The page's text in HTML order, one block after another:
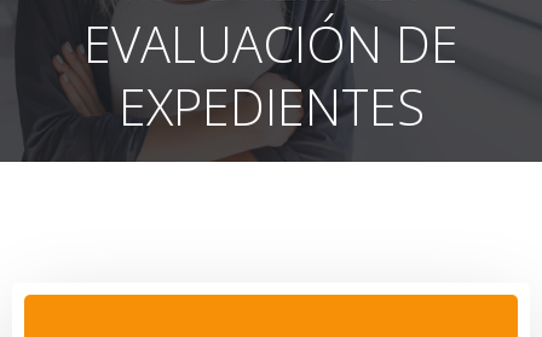
EVALUACIÓN DE
EXPEDIENTES